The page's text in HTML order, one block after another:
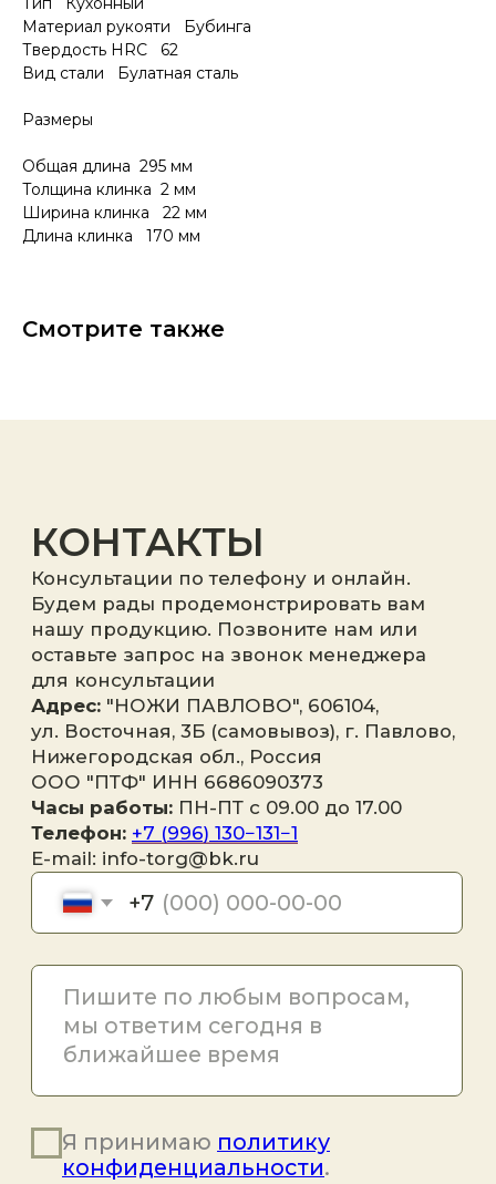
Материал рукояти Бубинга
Твердость HRC 62
Вид стали Булатная сталь
Размеры
Общая длина 295 мм
Толщина клинка 2 мм
Ширина клинка 22 мм
Длина клинка 170 мм
Смотрите также
КОНТАКТЫ
Консультации по телефону и онлайн.
нашу продукцию. Позвоните нам или
для консультации
Адрес:"НОЖИ ПАВЛОВО", 606104,
ул. Восточная, 3Б (самовывоз), г. Павлово,
Нижегородская обл., Россия
ООО "ПТФ" ИНН 6686090373
Часы работы:
Отправить